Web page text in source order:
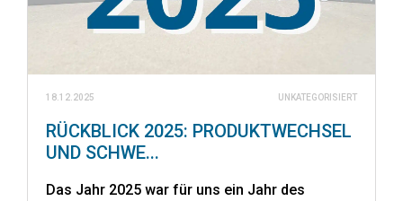
18.12.2025 UNKATEGORISIERT
RÜCKBLICK 2025: PRODUKTWECHSEL
UND SCHWE...
Das Jahr 2025 war für uns ein Jahr des